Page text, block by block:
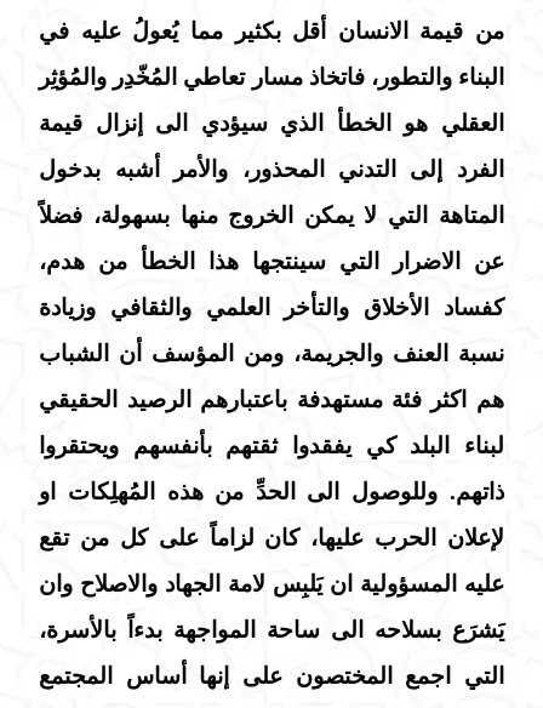
من قيمة الانسان أقل بكثير مما يُعولُ عليه في
البناء والتطور، فاتخاذ مسار تعاطي المُخّدِر والمُؤثِر
العقلي هو الخطأ الذي سيؤدي الى إنزال قيمة
الفرد إلى التدني المحذور، والأمر أشبه بدخول
المتاهة التي لا يمكن الخروج منها بسهولة، فضلاً
عن الاضرار التي سينتجها هذا الخطأ من هدم،
كفساد الأخلاق والتأخر العلمي والثقافي وزيادة
نسبة العنف والجريمة، ومن المؤسف أن الشباب
هم اكثر فئة مستهدفة باعتبارهم الرصيد الحقيقي
لبناء البلد كي يفقدوا ثقتهم بأنفسهم ويحتقروا
ذاتهم. وللوصول الى الحدِّ من هذه المُهلِكات او
لإعلان الحرب عليها، كان لزاماً على كل من تقع
عليه المسؤولية ان يَلبِس لامة الجهاد والاصلاح وان
يَشرَع بسلاحه الى ساحة المواجهة بدءاً بالأسرة،
التي اجمع المختصون على إنها أساس المجتمع